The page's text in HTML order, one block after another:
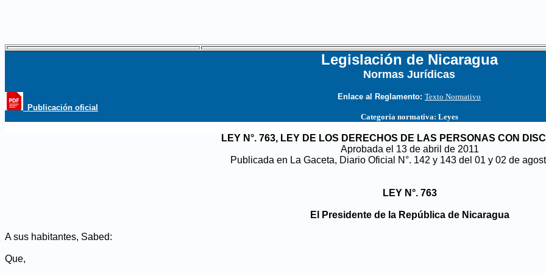
Legislación de Nicaragua
Normas Jurídicas
_Publicación oficial
Enlace al Reglamento: Texto Normativo
Categoría normativa: Leyes
LEY N°. 763, LEY DE LOS DERECHOS DE LAS PERSONAS CON
Aprobada el 13 de abril de 2011
Publicada en La Gaceta, Diario Oficial N°. 142 y 143 del 01 y 02 de
LEY N°. 763
El Presidente de la República de Nicaragua
A sus habitantes, Sabed:
Que,